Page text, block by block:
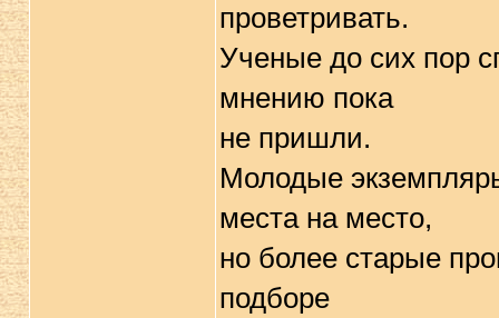
проветривать.
Ученые до сих пор
мнению пока
не пришли.
Молодые
места на место,
но более старые
подборе